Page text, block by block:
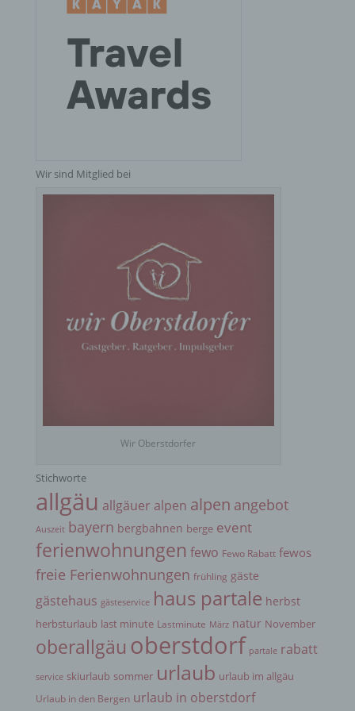
Wir sind Mitglied bei
Wir Oberstdorfer
Stichworte
allgäu allgäuer alpen alpen angebot
Auszeit bayern bergbahnen berge event
ferienwohnungen fewo Fewo Rabatt fewos
freie Ferienwohnungen frühling gäste
gästehaus gästeservice haus partale herbst
herbsturlaub last minute Lastminute März natur November
oberallgäu oberstdorf partale rabatt
service skiurlaub sommer urlaub urlaub im allgäu
Urlaub in den Bergen urlaub in oberstdorf
personenbezogener Daten in einer Weise, auf
Hinzuziehung zusätzlicher Informationen nicht
mehr einer spezifischen betroffenen Person
zusätzlichen Informationen gesondert aufbewahrt
werden und technischen und organisatorischen
Verantwortlicher oder für die Verarbeitung
Verantwortlicher ist die natürliche oder juristische
Person, Behörde, Einrichtung oder andere Stelle,
die allein oder gemeinsam mit anderen über die
Zwecke und Mittel der Verarbeitung von
personenbezogenen Daten entscheidet. Sind die
Zwecke und Mittel dieser Verarbeitung durch das
dem Recht der Mitgliedstaaten vorgesehen
h) Auftragsverarbeiter
Auftragsverarbeiter ist eine natürliche oder
juristische Person, Behörde, Einrichtung oder
andere Stelle, die personenbezogene Daten im
Auftrag des Verantwortlichen verarbeitet.
i) Empfänger
Empfänger ist eine natürliche oder juristische
der personenbezogene Daten offengelegt werden,